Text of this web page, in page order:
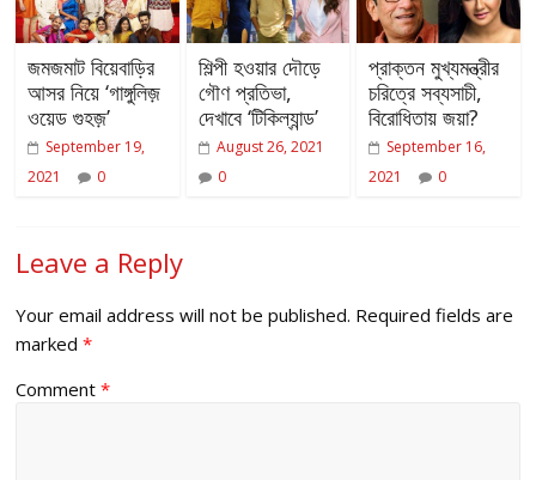
জমজমাট বিয়েবাড়ির
আসর নিয়ে ‘গাঙ্গুলিজ়
ওয়েড গুহজ়’
September 19,
2021
0
শিল্পী হওয়ার দৌড়ে
গৌণ প্রতিভা,
দেখাবে ‘টিকিল্যান্ড’
August 26, 2021
0
প্রাক্তন মুখ্যমন্ত্রীর
চরিত্রে সব্যসাচী,
বিরোধিতায় জয়া?
September 16,
2021
0
Leave a Reply
Your email address will not be published. Required fields are
marked*
Comment*